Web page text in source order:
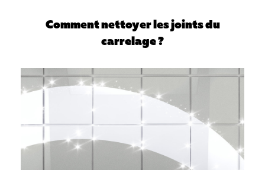
Comment nettoyer les joints du
carrelage ?